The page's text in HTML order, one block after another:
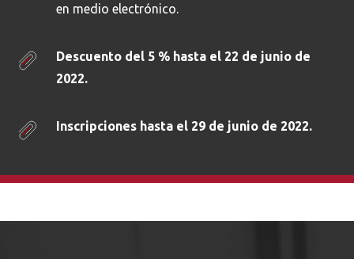
en medio electrónico.
Descuento del 5 % hasta el 22 de junio de
2022.
Inscripciones hasta el 29 de junio de 2022.